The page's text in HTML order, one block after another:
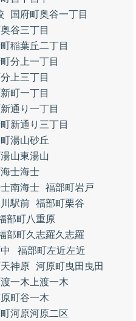
国府町奥谷一丁目
谷三丁目
稲葉丘二丁目
分上一丁目
上三丁目
町一丁目
通り一丁目
新通り三丁目
湯山砂丘
山東湯山
士海士
南海士 福部町岩戸
駅前 福部町栗谷
部町八重原
部町久志羅久志羅
福部町左近左近
神原 河原町曳田曳田
一木上渡一木
町谷一木
河原河原二区